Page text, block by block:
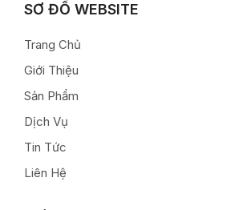
SƠ ĐỒ WEBSITE
Trang Chủ
Giới Thiệu
Sản Phẩm
Dịch Vụ
Tin Tức
Liên Hệ